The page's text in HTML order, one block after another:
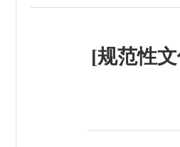
[规范性